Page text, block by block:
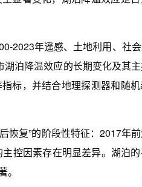
年遥感、土地利用、社
泊降温效应的长期变化及其
标，并结合地理探测器和随
复”的阶段性特征：2017年
控因素存在明显差异。湖泊